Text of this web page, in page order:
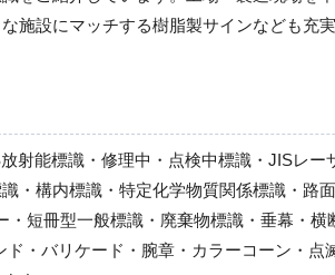
全広場関連用品
施設にマッチする樹脂製サインなども充
射能標識・修理中・点検中標識・JISレ
・構内標識・特定化学物質関係標識・路
短冊型一般標識・廃棄物標識・垂幕・
・バリケード・腕章・カラーコーン・